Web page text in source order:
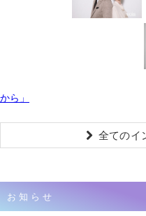
から」
全てのイ
お知らせ